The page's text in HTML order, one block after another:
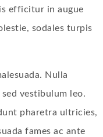
efficitur in augue
sodales turpis
Nulla
vestibulum leo.
pharetra ultricies,
fames ac ante